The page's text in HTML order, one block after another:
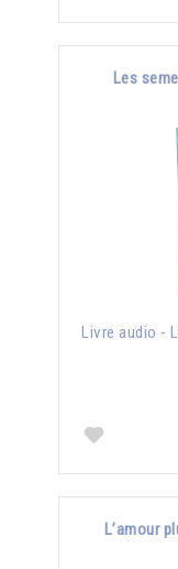
Les
Livre audio -
L’amour